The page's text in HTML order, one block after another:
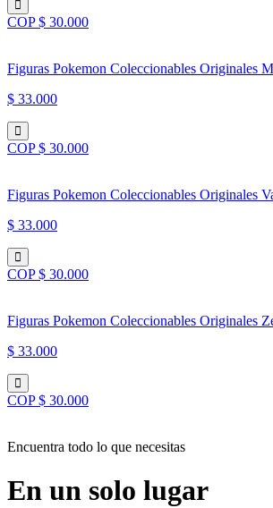
COP $ 30.000
Figuras Pokemon Coleccionables Originales
$ 33.000
COP $ 30.000
Figuras Pokemon Coleccionables Originales
$ 33.000
COP $ 30.000
Figuras Pokemon Coleccionables Originales
$ 33.000
COP $ 30.000
Encuentra todo lo que necesitas
En un solo lugar